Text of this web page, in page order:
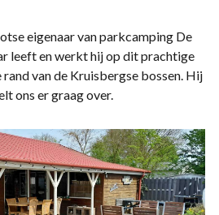
eigenaar van parkcamping De
leeft en werkt hij op dit prachtige
van de Kruisbergse bossen. Hij
ons er graag over.